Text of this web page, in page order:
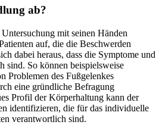
ab?
mit seinen Händen
auf, die die Beschwerden
dabei heraus, dass die Symptome und
sind. So können beispielsweise
Problemen des Fußgelenkes
eine gründliche Befragung
Profil der Körperhaltung kann der
identifizieren, die für das individuelle
verantwortlich sind.